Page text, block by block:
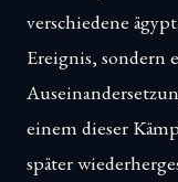
verschiedene
Ereignis, sondern
einem dieser
später